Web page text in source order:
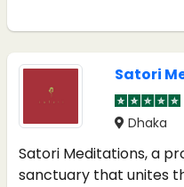
Satori
Dhaka
Satori Meditations, a
sanctuary that unites